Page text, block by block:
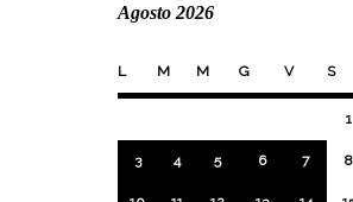
Agosto 2026
L M M G V S
1
3 4 5 6 7 8